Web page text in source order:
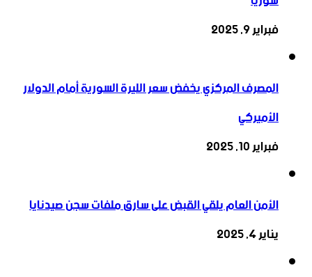
فبراير 9, 2025
المصرف المركزي يخفض سعر الليرة السورية أمام الدولار
الأميركي
فبراير 10, 2025
الأمن العام يلقي القبض على سارق ملفات سجن صيدنايا
يناير 4, 2025